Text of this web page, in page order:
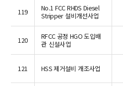
119
No.1 FCC RHDS Diesel
Stripper 설비개선사업
120
RFCC 공정 HGO 도입배
관 신설사업
121 HSS 제거설비 개조사업